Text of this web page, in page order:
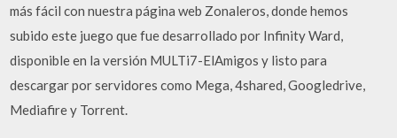
más fácil con nuestra página web Zonaleros, donde hemos
subido este juego que fue desarrollado por Infinity Ward,
disponible en la versión MULTi7-ElAmigos y listo para
descargar por servidores como Mega, 4shared, Googledrive,
Mediafire y Torrent.